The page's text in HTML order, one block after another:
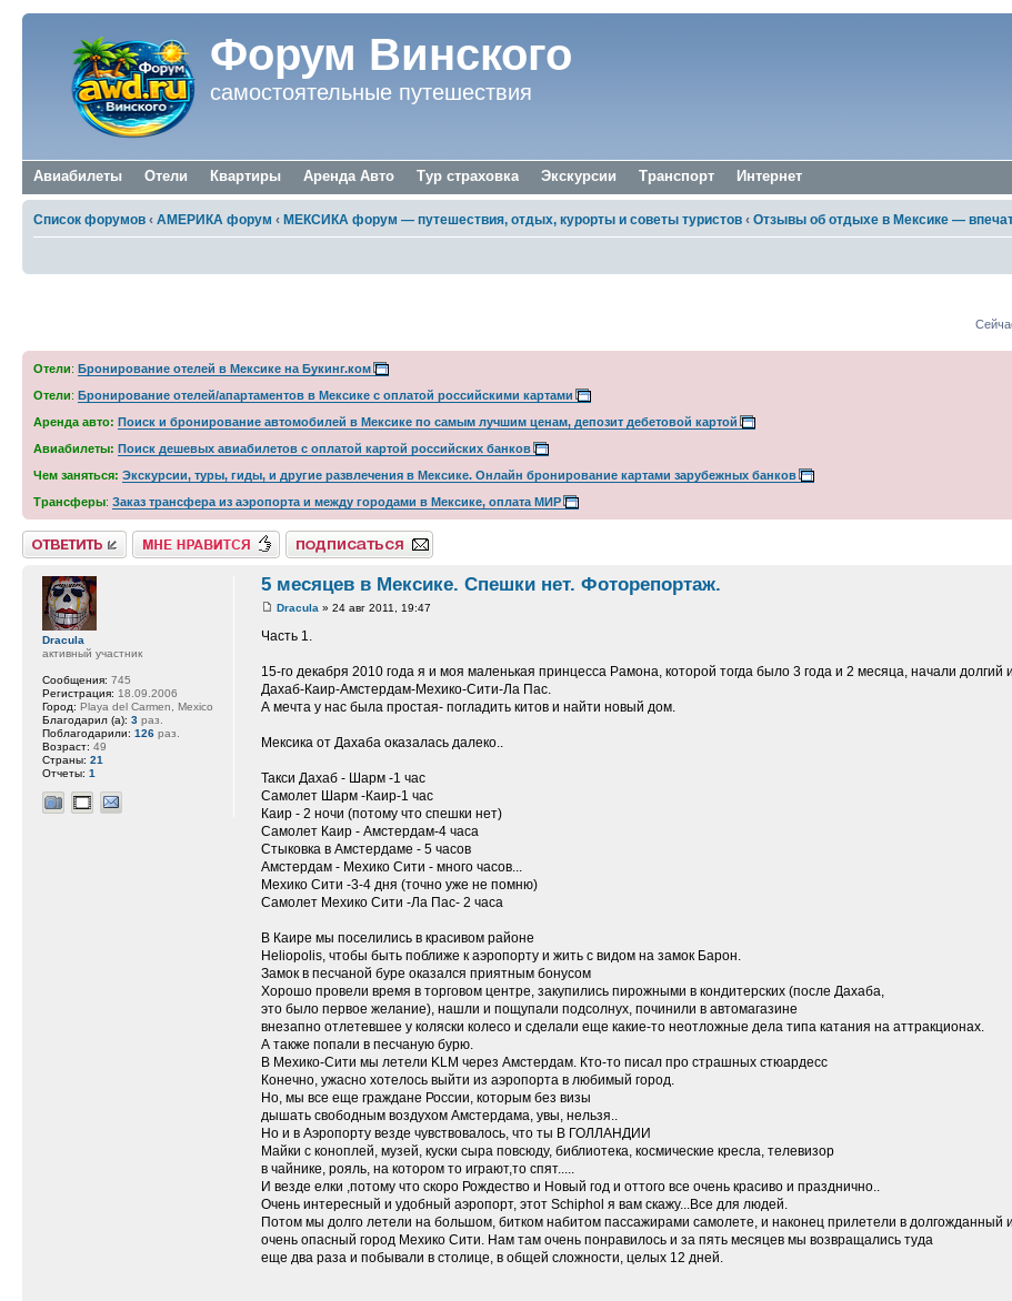
Форум Винского
самостоятельные путешествия
Авиабилеты Отели Квартиры Аренда Авто Тур страховка Экскурсии Транспорт Интернет
Список форумов ‹ АМЕРИКА форум ‹ МЕКСИКА форум — путешествия, отдых, курорты и советы туристов ‹ Отзывы об отдыхе в Мексике —
Отели: Бронирование отелей в Мексике на Букинг.ком
Отели: Бронирование отелей/апартаментов в Мексике с оплатой российскими картами
Аренда авто: Поиск и бронирование автомобилей в Мексике по самым лучшим ценам, депозит дебетовой картой
Авиабилеты: Поиск дешевых авиабилетов с оплатой картой российских банков
Чем заняться: Экскурсии, туры, гиды, и другие развлечения в Мексике. Онлайн бронирование картами зарубежных банков
Трансферы: Заказ трансфера из аэропорта и между городами в Мексике, оплата МИР
Ответить Нравится Подписаться на тему
5 месяцев в Мексике. Спешки нет. Фоторепортаж.
Dracula » 24 авг 2011, 19:47
Часть 1.
15-го декабря 2010 года я и моя маленькая принцесса Рамона, которой тогда было 3 года и 2 месяца, начали долгий
Дахаб-Каир-Амстердам-Мехико-Сити-Ла Пас.
А мечта у нас была простая- погладить китов и найти новый дом.
Мексика от Дахаба оказалась далеко..
Такси Дахаб - Шарм -1 час
Самолет Шарм -Каир-1 час
Каир - 2 ночи (потому что спешки нет)
Самолет Каир - Амстердам-4 часа
Стыковка в Амстердаме - 5 часов
Амстердам - Мехико Сити - много часов...
Мехико Сити -3-4 дня (точно уже не помню)
Самолет Мехико Сити -Ла Пас- 2 часа
В Каире мы поселились в красивом районе
Heliopolis, чтобы быть поближе к аэропорту и жить с видом на замок Барон.
Замок в песчаной буре оказался приятным бонусом
Хорошо провели время в торговом центре, закупились пирожными в кондитерских (после Дахаба,
это было первое желание), нашли и пощупали подсолнух, починили в автомагазине
внезапно отлетевшее у коляски колесо и сделали еще какие-то неотложные дела типа катания на аттракционах.
А также попали в песчаную бурю.
В Мехико-Сити мы летели KLM через Амстердам. Кто-то писал про страшных стюардесс
Конечно, ужасно хотелось выйти из аэропорта в любимый город.
Но, мы все еще граждане России, которым без визы
дышать свободным воздухом Амстердама, увы, нельзя..
Но и в Аэропорту везде чувствовалось, что ты В ГОЛЛАНДИИ
Майки с коноплей, музей, куски сыра повсюду, библиотека, космические кресла, телевизор
в чайнике, рояль, на котором то играют,то спят.....
И везде елки ,потому что скоро Рождество и Новый год и оттого все очень красиво и празднично..
Очень интересный и удобный аэропорт, этот Schiphol я вам скажу...Все для людей.
Потом мы долго летели на большом, битком набитом пассажирами самолете, и наконец прилетели в долгожданный
очень опасный город Мехико Сити. Нам там очень понравилось и за пять месяцев мы возвращались туда
еще два раза и побывали в столице, в общей сложности, целых 12 дней.
Dracula
активный участник
Сообщения: 745
Регистрация: 18.09.2006
Город: Playa del Carmen, Mexico
Благодарил (а): 3 раз.
Поблагодарили: 126 раз.
Возраст: 49
Страны: 21
Отчеты: 1